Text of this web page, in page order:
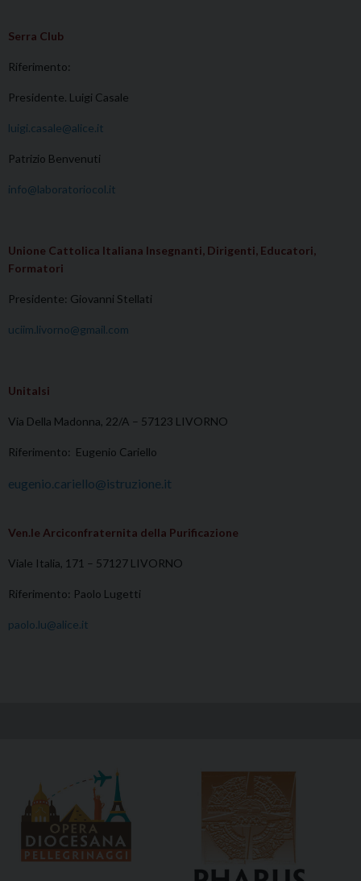
Serra Club
Riferimento:
Presidente. Luigi Casale
luigi.casale@alice.it
Patrizio Benvenuti
info@laboratoriocol.it
Unione Cattolica Italiana Insegnanti, Dirigenti, Educatori,
Formatori
Presidente: Giovanni Stellati
uciim.livorno@gmail.com
Unitalsi
Via Della Madonna, 22/A – 57123 LIVORNO
Riferimento: Eugenio Cariello
eugenio.cariello@istruzione.it
Ven.le Arciconfraternita della Purificazione
Viale Italia, 171 – 57127 LIVORNO
Riferimento: Paolo Lugetti
paolo.lu@alice.it